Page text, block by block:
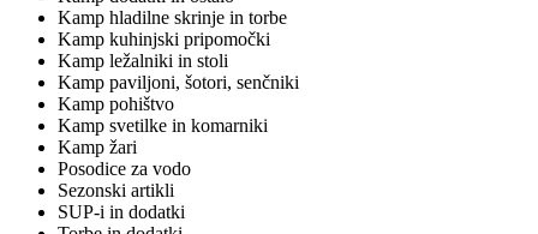
Kamp hladilne skrinje in torbe
Kamp kuhinjski pripomočki
Kamp ležalniki in stoli
Kamp paviljoni, šotori, senčniki
Kamp pohištvo
Kamp svetilke in komarniki
Kamp žari
Posodice za vodo
Sezonski artikli
SUP-i in dodatki